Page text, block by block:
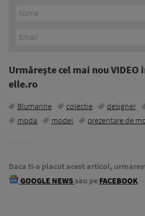
Urmăreşte cel mai nou VIDEO
elle.ro
Blumarine colectie designer
moda
model prezentare de
Daca ti-a placut acest articol,
GOOGLE NEWS sau pe FACEBOOK